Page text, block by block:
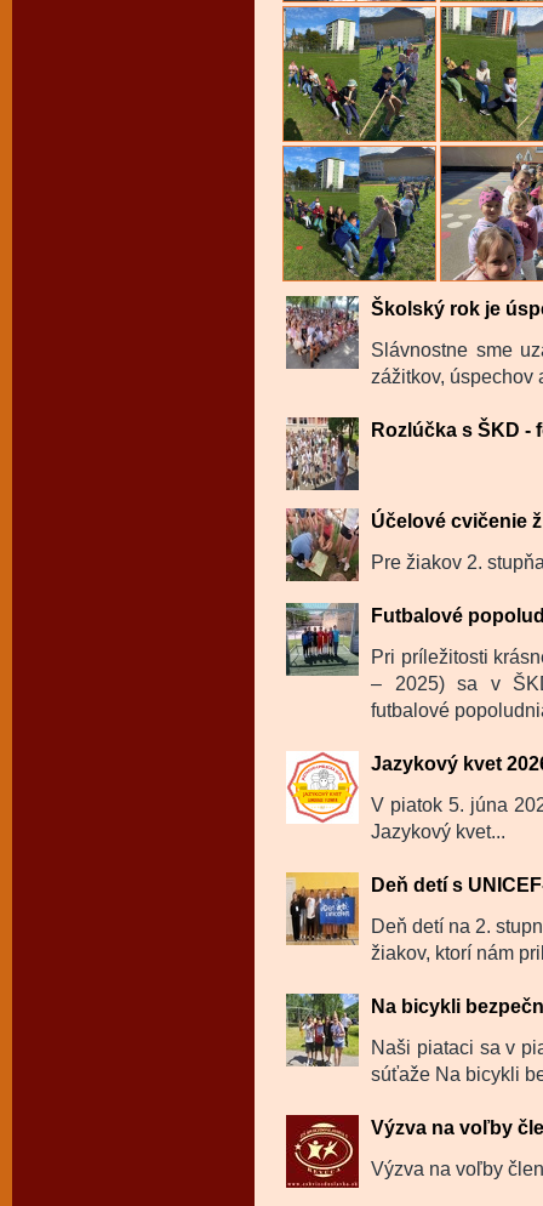
Školský rok je
Slávnostne sme
zážitkov, úspechov
Rozlúčka s ŠKD -
Účelové cvičenie
Pre žiakov 2.
Futbalové
Pri príležitosti
– 2025) sa v
futbalové
Jazykový kvet
V piatok 5. júna
Jazykový kvet...
Deň detí s
Deň detí na 2.
žiakov, ktorí nám
Na bicykli
Naši piataci sa v
súťaže Na bicykli
Výzva na voľby
Výzva na voľby